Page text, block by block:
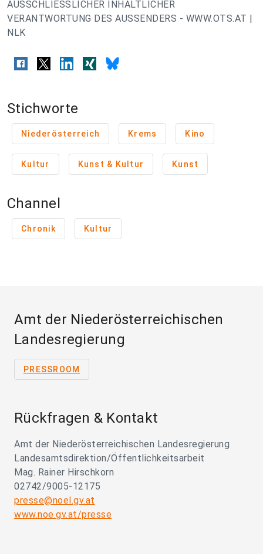
AUSSCHLIESSLICHER INHALTLICHER
VERANTWORTUNG DES AUSSENDERS - WWW.OTS.AT |
NLK
Stichworte
Niederösterreich Krems Kino
Kultur Kunst & Kultur Kunst
Channel
Chronik Kultur
Amt der Niederösterreichischen
Landesregierung
PRESSROOM
Rückfragen & Kontakt
Amt der Niederösterreichischen Landesregierung
Landesamtsdirektion/Öffentlichkeitsarbeit
Mag. Rainer Hirschkorn
02742/9005-12175
presse@noel.gv.at
www.noe.gv.at/presse